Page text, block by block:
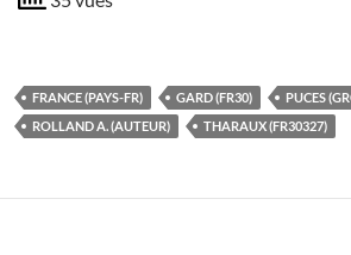
FRANCE (PAYS-FR) GARD (FR30)
PUCES
ROLLAND A. (AUTEUR)
THARAUX (FR30327)